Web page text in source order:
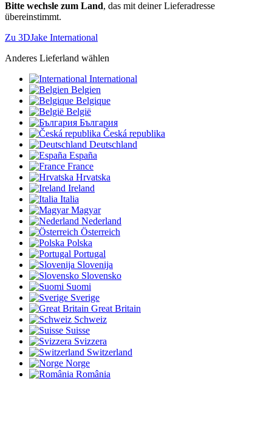
Bitte wechsle zum Land, das mit deiner Lieferadresse
übereinstimmt.
Zu 3DJake International
Anderes Lieferland wählen
International
Belgien
Belgique
België
България
Česká republika
Deutschland
España
France
Hrvatska
Ireland
Italia
Magyar
Nederland
Österreich
Polska
Portugal
Slovenija
Slovensko
Suomi
Sverige
Great Britain
Schweiz
Suisse
Svizzera
Switzerland
Norge
România